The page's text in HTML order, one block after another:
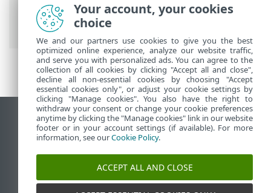
ESETオンラインヘルプ>ESET Server
Security for Linux
デスクトップサイトの表示
End of Life
ESETナレッジベース
ESETフォーラム
ESET Status Portal
Your account, your cookies
choice
We and our partners use cookies to give you the best
optimized online experience, analyze our website traffic,
and serve you with personalized ads. You can agree to the
collection of all cookies by clicking "Accept all and close",
decline all non-essential cookies by choosing "Accept
essential cookies only", or adjust your cookie settings by
clicking "Manage cookies". You also have the right to
withdraw your consent or change your cookie preferences
anytime by clicking the "Manage cookies" link in our website
footer or in your account settings (if available). For more
information, see ourCookie Policy.
ACCEPT ALL AND CLOSE